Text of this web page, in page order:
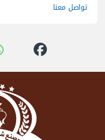
تواصل معنا